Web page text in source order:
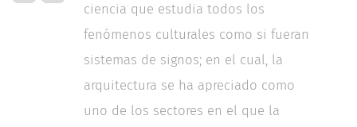
ciencia que estudia todos los
fenómenos culturales como si fueran
sistemas de signos; en el cual, la
arquitectura se ha apreciado como
uno de los sectores en el que la